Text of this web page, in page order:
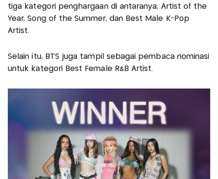
tiga kategori penghargaan di antaranya, Artist of the
Year, Song of the Summer, dan Best Male K-Pop
Artist.
Selain itu, BTS juga tampil sebagai pembaca nominasi
untuk kategori Best Female R&B Artist.